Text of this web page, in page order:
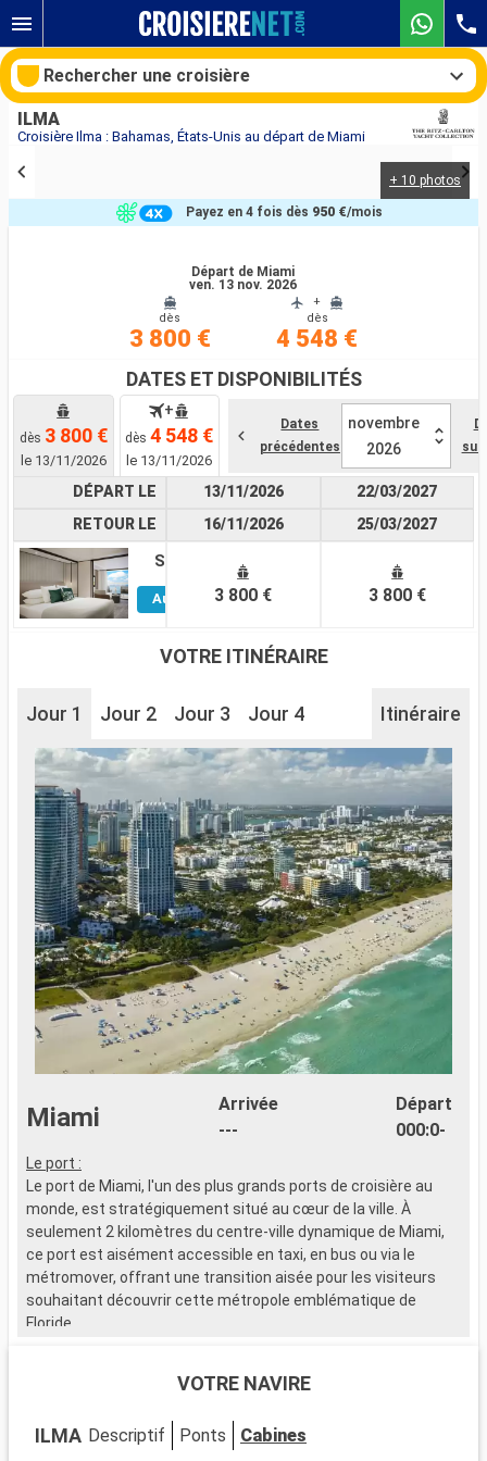
Croisière Ilma : Bahamas, États-Unis au départ de Miami
ILMA
+ 10 photos
Départ de Miami
ven. 13 nov. 2026
dès
3 800 €
+
dès
4 548 €
Payez en 4 fois dès 950 €/mois
DATES ET DISPONIBILITÉS
dès 3 800 €
le 13/11/2026
+
dès4 548 €
le 13/11/2026
Dates
précédentes
novembre
2026
DÉPART LE
RETOUR LE
Suite
Autres
13/11/2026
16/11/2026
3 800 €
22/03/2027
25/03/2027
3 800 €
VOTRE ITINÉRAIRE
Jour 1 Jour 2 Jour 3 Jour 4 Itinéraire
Miami
Arrivée
---
Départ
000:0-
Le port :
Le port de Miami, l'un des plus grands ports de croisière au
monde, est stratégiquement situé au cœur de la ville. À
seulement 2 kilomètres du centre-ville dynamique de Miami,
ce port est aisément accessible en taxi, en bus ou via le
métromover, offrant une transition aisée pour les visiteurs
souhaitant découvrir cette métropole emblématique de
Floride.
Miami est un mélange vibrant de cultures, d'art et de plages.
fresques murales et ses galeries avant-gardistes. Le quartier
VOTRE NAVIRE
ILMA Descriptif Ponts Cabines
Rechercher une croisière
Nos destinations
Compagnies
Rechercher